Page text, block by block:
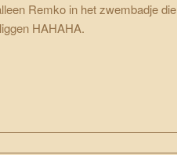
Remko in het zwembadje die
HAHAHA.